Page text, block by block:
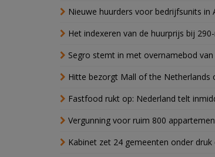
Nieuwe huurders voor bedrijfsunits in
Het indexeren van de huurprijs bij
Segro stemt in met overnamebod
Hitte bezorgt Mall of the Netherlands
Fastfood rukt op: Nederland telt
Vergunning voor ruim 800
Kabinet zet 24 gemeenten onder